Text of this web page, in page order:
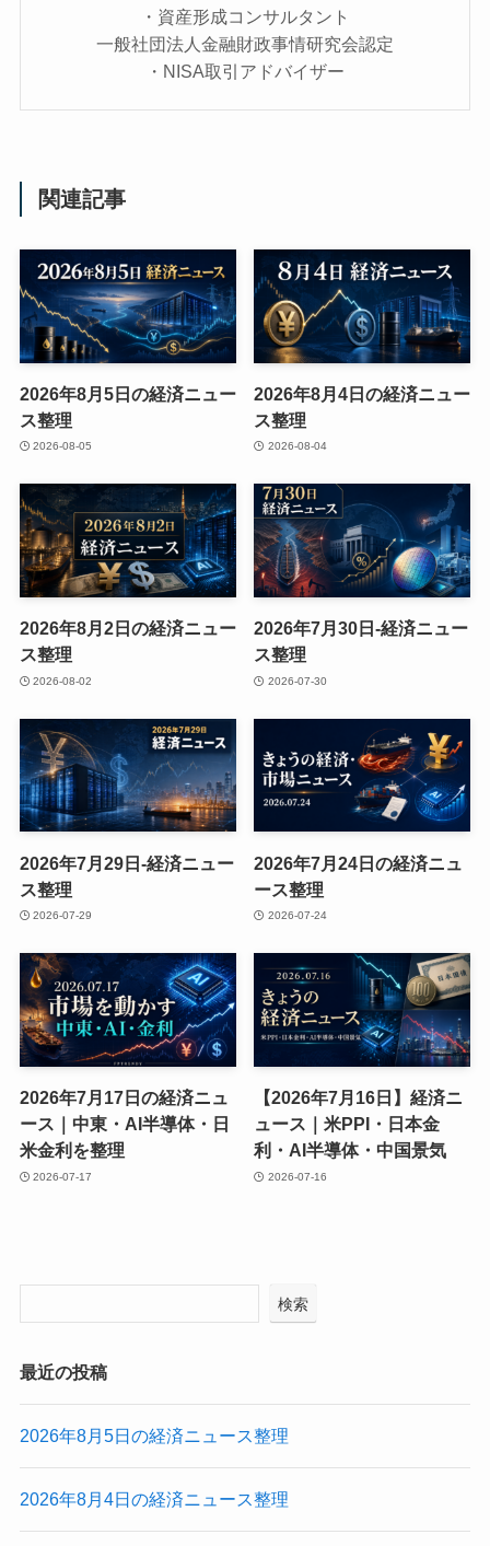
・資産形成コンサルタント
一般社団法人金融財政事情研究会認定
・NISA取引アドバイザー
関連記事
2026年8月5日の経済ニュー
ス整理
2026-08-05
2026年8月4日の経済ニュー
ス整理
2026-08-04
2026年8月2日の経済ニュー
ス整理
2026-08-02
2026年7月30日-経済ニュー
ス整理
2026-07-30
2026年7月29日-経済ニュー
ス整理
2026-07-29
2026年7月24日の経済ニュ
ース整理
2026-07-24
2026年7月17日の経済ニュ
ース｜中東・AI半導体・日
米金利を整理
2026-07-17
【2026年7月16日】経済ニ
ュース｜米PPI・日本金
利・AI半導体・中国景気
2026-07-16
検索
最近の投稿
2026年8月5日の経済ニュース整理
2026年8月4日の経済ニュース整理